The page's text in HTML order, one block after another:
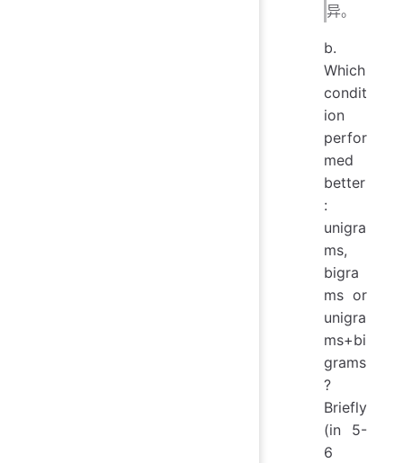
异。
b.
Which
condit
ion
perfor
med
better
:
unigra
ms,
bigra
ms or
unigra
ms+bi
grams
?
Briefly
(in 5-
6